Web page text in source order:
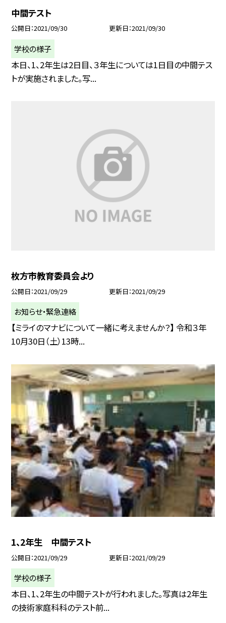
中間テスト
公開日 2021/09/30 更新日 2021/09/30
学校の様子
本日、1、2年生は2日目、３年生については1日目の中間テス
トが実施されました。写...
枚方市教育委員会より
公開日 2021/09/29 更新日 2021/09/29
お知らせ・緊急連絡
【ミライのマナビについて一緒に考えませんか？】 令和３年
10月30日（土）13時...
1、2年生 中間テスト
公開日 2021/09/29 更新日 2021/09/29
学校の様子
本日、1、2年生の中間テストが行われました。写真は2年生
の技術家庭科科のテスト前...